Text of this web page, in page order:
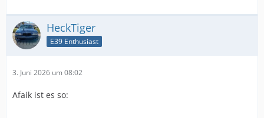
HeckTiger
E39 Enthusiast
3. Juni 2026 um 08:02
Afaik ist es so: